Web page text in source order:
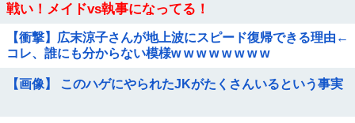
戦い！メイドvs執事になってる！
【衝撃】広末涼子さんが地上波にスピード復帰できる理由←
コレ、誰にも分からない模様w w w w w w w w
【画像】 このハゲにやられたJKがたくさんいるという事実